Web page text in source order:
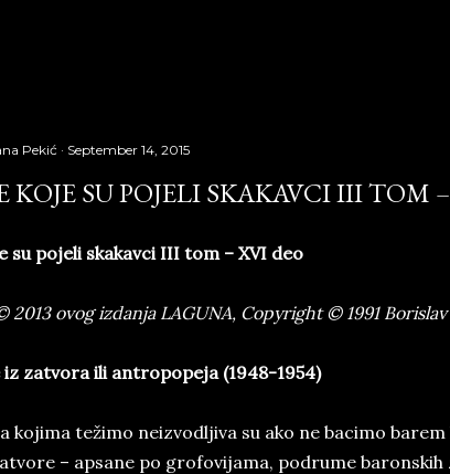
Pekić September 14, 2015
KOJE SU POJELI SKAKAVCI III TOM
su pojeli skakavci III tom – XVI deo
2013 ovog izdanja LAGUNA, Copyright © 1991
iz zatvora ili antropopeja (1948-1954)
kojima težimo neizvodljiva su ako ne bacimo
– apsane po grofovijama, podrume baronskih